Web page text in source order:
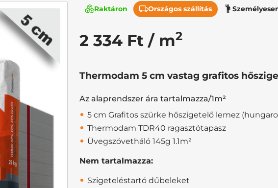
Raktáron Országos szállítás
2 334 Ft / m2
Thermodam 5 cm vastag grafitos
Az alaprendszer ára tartalmazza/1m²
5 cm Grafitos szürke hőszigetelő lemez
Thermodam TDR40 ragasztótapasz
Üvegszövetháló 145g 1.1m²
Nem tartalmazza:
Szigeteléstartó dűbeleket